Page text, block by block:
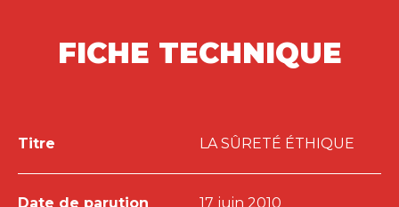
FICHE TECHNIQUE
Titre LA SÛRETÉ ÉTHIQUE
Date de parution 17 juin 2010